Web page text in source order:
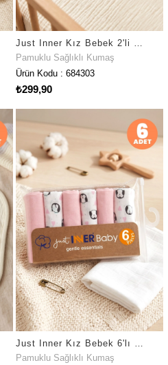
Just Inner Kız Bebek 2'li Pamuklu Önlük Çiçekli Çıtçıtlı Çift Katlı Cilt Dostu (684303)
Pamuklu Sağlıklı Kumaş
Ürün Kodu : 684303
₺299,90
Pamuklu Sağlıklı Kumaş